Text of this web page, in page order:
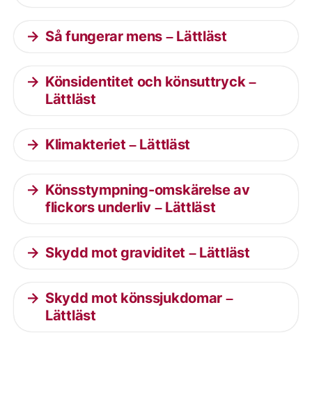
Så fungerar mens – Lättläst
Könsidentitet och könsuttryck –
Lättläst
Klimakteriet – Lättläst
Könsstympning-omskärelse av
flickors underliv – Lättläst
Skydd mot graviditet – Lättläst
Skydd mot könssjukdomar –
Lättläst